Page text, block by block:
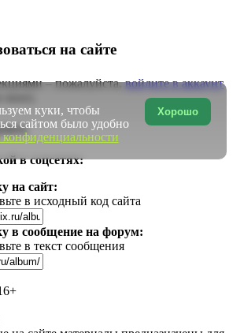
на сайте
– пожалуйста,войдите в аккаунт
в соцсетях:
на сайт:
в исходный код сайта
в сообщение на форум:
в текст сообщения
Хорошо
куки, чтобы
сайтом было удобно